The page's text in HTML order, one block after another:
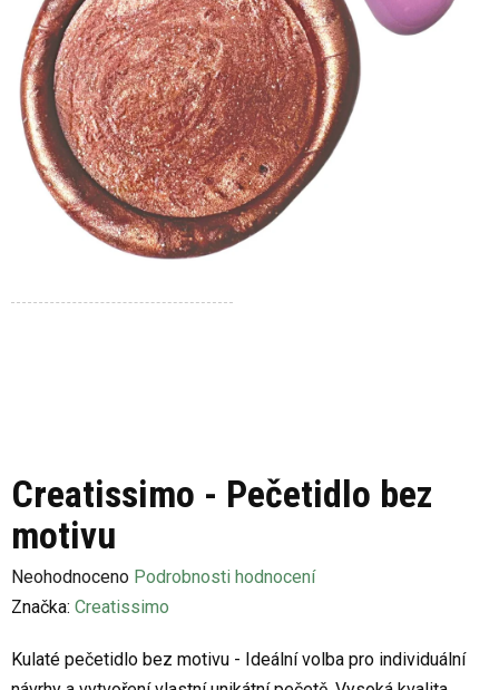
Creatissimo - Pečetidlo bez
motivu
Průměrné
hodnocení
je
Neohodnoceno Podrobnosti hodnocení
Značka: Creatissimo
Kulaté pečetidlo bez motivu - Ideální volba pro individuální